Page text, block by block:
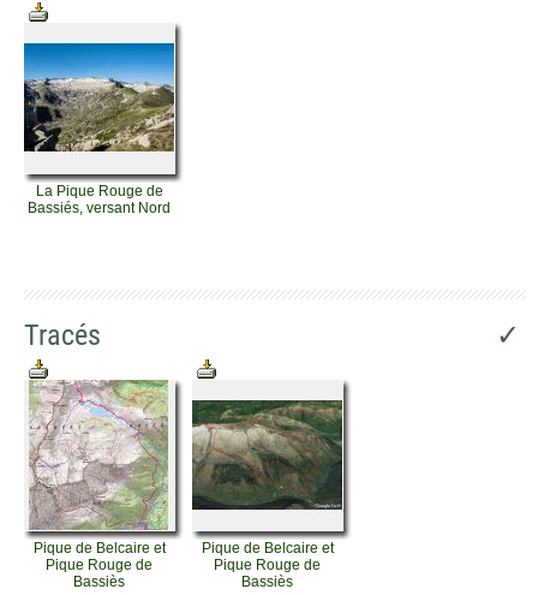
La Pique Rouge de
Bassiés, versant Nord
Tracés ✓
Pique de Belcaire et
Pique Rouge de
Bassiès
Pique de Belcaire et
Pique Rouge de
Bassiès